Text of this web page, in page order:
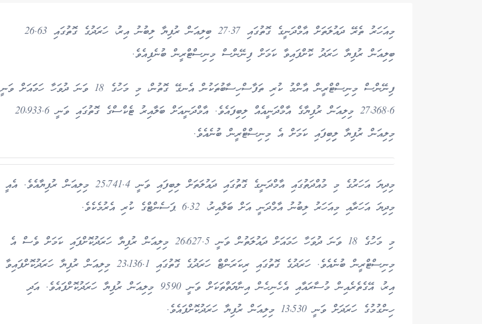
މިއަހަރު ތެރޭ ދައުލަތަށް އާމްދަނީގެ ގޮތުގައި 27.37 ބިލިއަން ރުފިޔާ ލިބުނު އިރު، ހަރަދުގެ ގޮތުގައި 26.63
ބިލިއަން ރުފިޔާ ހަރަދު ކޮށްފައިވާ ކަމަށް ފިނޭންސް މިނިސްޓްރީން ބުނެފިއެވެ.
ފިނޭންސް މިނިސްޓްރީން އާންމު ކުރި ތަފާސްހިސާބުތަކުން އެނގޭ ގޮތުން، މި މަހުގެ 18 ވަނަ ދުވަހާ ހަމަައަށް ވަނީ
27،368.6 މިލިއަން ރުފިޔާގެ އާމްދަނީއެއް ލިބިފައެވެ. އާމްދަނީއަށް ބަލާއިރު ޓެކްސްގެ ގޮތުގައި ވަނީ 20،933.6
މިލިއަން ރުފިޔާ ލިިބިފައި ކަމަށް އެ މިނިސްޓްރީން ބުނެއެވެ.
މިދިޔަ އަހަރުގެ މި މުއްދަތުގައި އާމްދަނީގެ ގޮތުގައި ދައުލަތަށް ލިބިފައި ވަނީ 25،741.4 މިލިއަން ރުފިޔާއެވެ. އެއީ
މިދިޔަ އަހަރާއި މިއަހަރު ލިބުނު އާމްދަނީ އަށް ބަލާއިރު، 6.32 ޕަސެންޓްގެ ކުރި އެރުމެކެވެ.
މި މަހުގެ 18 ވަނަ ދުވަހާ ހަމައަށް ދައުލަތުން ވަނީ 26،627.5 މިލިއަން ރުފިޔާ ހަރަދުކޮށްފައި ކަމަށް ވެސް އެ
މިނިސްޓްރީން ބުނެއެވެ. ހަރަދުގެ ގޮތުގައި ރިކަރަންޓް ހަރަދުގެ ގޮތުގައި 23،136.1 މިލިއަން ރުފިޔާ ހަރަދުކޮށްފައިވާ
އިރު، އޭގެތެރެއިން މުސާރައާއި އެހެނިހެން އިނާޔަތްތަކަށް ވަނީ 9590 މިލިއަން ރުފިޔާ ހަރަދުކޮށްފައެވެ. އަދި
ހިންގުމުގެ ހަރަދަށް ވަނީ 13،530 މިލިއަން ރުފިޔާ ހަރަދުކޮށްފައެވެ.